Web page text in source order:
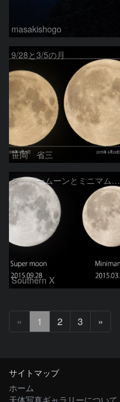
masakishogo
9/28と3/5の月
笹岡 省三
スーパームーンとミニマムーン
Southern X
« 1 2 3 »
へ
サイトマップ
ホーム
天体写真ギャラリーについて